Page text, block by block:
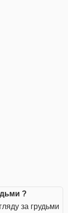
?
за грудьми